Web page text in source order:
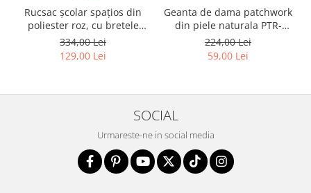
Rucsac școlar spațios din
poliester roz, cu bretele
reglabile - Peterson PTR-
PTN 8610-1327 PINK
334,00 Lei
129,00 Lei
Geanta de dama patchwork
din piele naturala PTR-
1718-SKL-6922 MULTI
224,00 Lei
59,00 Lei
SOCIAL
Urmareste-ne in social media